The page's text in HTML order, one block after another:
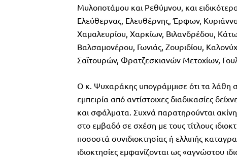
Μυλοποτάμου και Ρεθύμνου, και
Ελεύθερνας, Ελευθέρνης, Έρφων,
Χαμαλευρίου, Χαρκίων, Βιλανδρέδου,
Βαλσαμονέρου, Γωνιάς, Ζουριδίου,
Σαϊτουρών, Φρατζεσκιανών Μετοχίων,
Ο κ. Ψυχαράκης υπογράμμισε ότι τα λάθη
εμπειρία από αντίστοιχες διαδικασίες
και σφάλματα. Συχνά παρατηρούνται
στο εμβαδό σε σχέση με τους τίτλους
ποσοστά συνιδιοκτησίας ή ελλιπής
ιδιοκτησίες εμφανίζονται ως «αγνώστου